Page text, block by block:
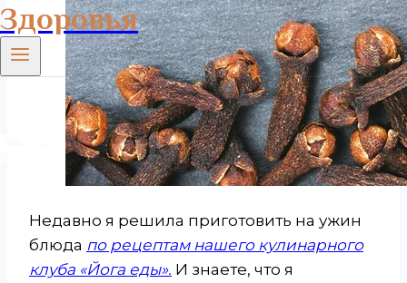
Здоровья
Недавно я решила приготовить на ужин
блюда по рецептам нашего кулинарного
клуба «Йога еды». И знаете, что я